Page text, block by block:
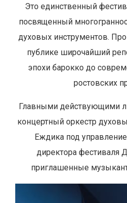
Это единственный
посвященный
духовых инструментов.
публике широчайший
эпохи барокко до
ростовских
Главными действующими
концертный оркестр
Еждика под
директора фестиваля
приглашенные